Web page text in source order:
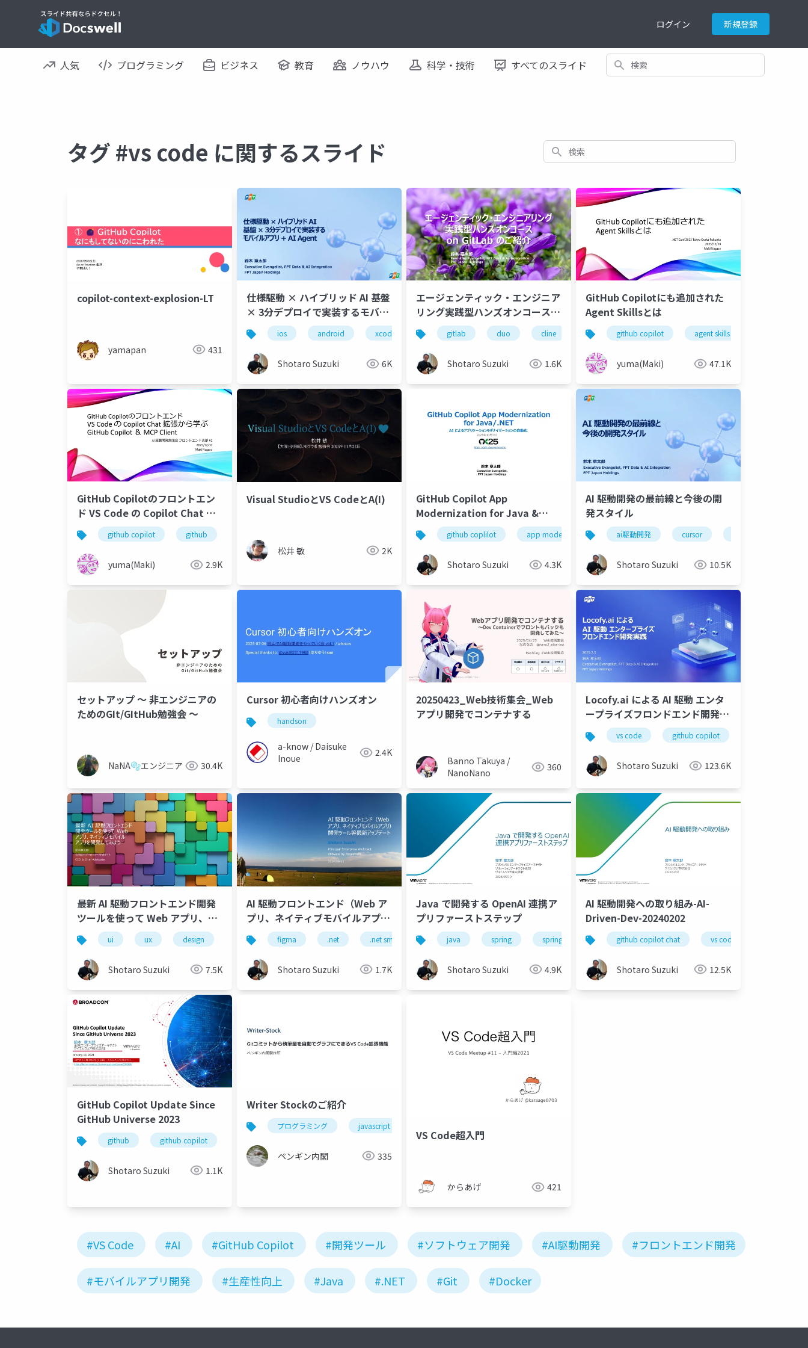
ログイン 新規登録
人気 プログラミング ビジネス 教育 ノウハウ 科学・技術 すべてのスライド 検索
タグ #vs code に関するスライド 検索
copilot-context-explosion-LT
yamapan 431
仕様駆動 × ハイブリッド AI 基盤
× 3分デプロイで実装するモバイ
ルアプリ + AI Agent
ios android xcode vs code copilot cli github copilot swiftui nanobanana
Shotaro Suzuki 6K
エージェンティック・エンジニア
リング実践型ハンズオンコース
on GitLab のご紹介
gitlab duo cline k8s vs code ai driven dev
Shotaro Suzuki 1.6K
GitHub Copilotにも追加された
Agent Skillsとは
github copilot agent skills
yuma(Maki) 47.1K
GitHub Copilotのフロントエン
ド VS Code の Copilot Chat 拡
張から学ぶ GitHub Copilot ＆
MCP Client
github copilot github
yuma(Maki) 2.9K
Visual StudioとVS CodeとA(I)
松井 敏 2K
GitHub Copilot App
Modernization for Java &
.NET
github coplilot app modernization java .net agent sdlc
Shotaro Suzuki 4.3K
AI 駆動開発の最前線と今後の開
発スタイル
ai駆動開発 cursor
Shotaro Suzuki 10.5K
セットアップ 〜 非エンジニアの
ためのGIt/GItHub勉強会 〜
NaNA🫧エンジニア 30.4K
Cursor 初心者向けハンズオン
handson
a-know / Daisuke
Inoue
2.4K
20250423_Web技術集会_Web
アプリ開発でコンテナする
Banno Takuya /
NanoNano
360
Locofy.ai による AI 駆動 エンタ
ープライズフロンドエンド開発実
践-s
vs code github copilot
Shotaro Suzuki 123.6K
最新 AI 駆動フロントエンド開発
ツールを使って Web アプリ、ネ
イティブモバイルアプリを開発し
てみよう
ui ux design web mobile native mobile react react native kubernetes microservices figma postman for vs code
Shotaro Suzuki 7.5K
AI 駆動フロントエンド（Web ア
プリ、ネイティブモバイルアプ
リ）開発ツール等最新アップデー
ト
figma .net .net smart components locofy.ai uizard vs code ai driven development
Shotaro Suzuki 1.7K
Java で開発する OpenAI 連携ア
プリファーストステップ
java spring spring boot java21 spring ai maven
Shotaro Suzuki 4.9K
AI 駆動開発への取り組み-AI-
Driven-Dev-20240202
github copilot chat vs code
Shotaro Suzuki 12.5K
GitHub Copilot Update Since
GitHub Universe 2023
github github copilot java .net
Shotaro Suzuki 1.1K
Writer Stockのご紹介
プログラミング javascript
ペンギン内閣 335
VS Code超入門
からあげ 421
#VS Code #AI #GitHub Copilot #開発ツール #ソフトウェア開発 #AI駆動開発 #フロントエンド開発
#モバイルアプリ開発 #生産性向上 #Java #.NET #Git #Docker